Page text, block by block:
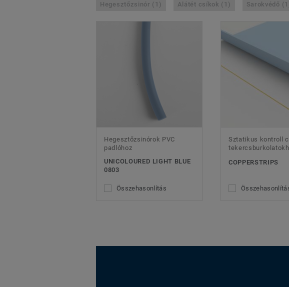
Hegesztőzsinór (1) Alátét csíkok (1) Sarokvédő
Hegesztőzsinórok PVC
padlóhoz
UNICOLOURED LIGHT BLUE
0803
Összehasonlítás
Sztatikus kontroll
COPPERSTRIPS